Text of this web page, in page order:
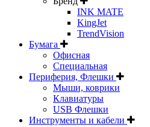
INK MATE
KingJet
TrendVision
Бумага
Офисная
Специальная
Периферия, Флешки
Мыши, коврики
Клавиатуры
USB Флешки
Инструменты и кабели